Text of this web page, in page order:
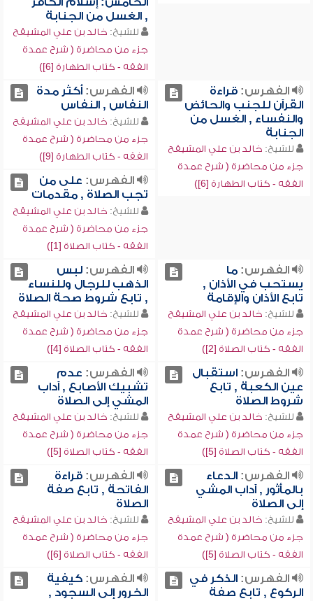
, الغسل من الجنابة
للشيخ: خالد بن علي المشيقح
جزء من محاضرة ( شرح عمدة
الفقه - كتاب الطهارة [6])
الفهرس:قراءة
القرآن للجنب والحائض
والنفساء , الغسل من
الجنابة
للشيخ: خالد بن علي المشيقح
جزء من محاضرة ( شرح عمدة
الفقه - كتاب الطهارة [6])
الفهرس:أكثر مدة
النفاس , النفاس
للشيخ: خالد بن علي المشيقح
جزء من محاضرة ( شرح عمدة
الفقه - كتاب الطهارة [9])
الفهرس: على من
تجب الصلاة , مقدمات
للشيخ: خالد بن علي المشيقح
جزء من محاضرة ( شرح عمدة
الفقه - كتاب الصلاة [1])
الفهرس:ما
يستحب في الأذان ,
تابع الأذان والإقامة
للشيخ: خالد بن علي المشيقح
جزء من محاضرة ( شرح عمدة
الفقه - كتاب الصلاة [2])
الفهرس:لبس
الذهب للرجال وللنساء
, تابع شروط صحة الصلاة
للشيخ: خالد بن علي المشيقح
جزء من محاضرة ( شرح عمدة
الفقه - كتاب الصلاة [4])
الفهرس:استقبال
عين الكعبة , تابع
شروط الصلاة
للشيخ: خالد بن علي المشيقح
جزء من محاضرة ( شرح عمدة
الفقه - كتاب الصلاة [5])
الفهرس: عدم
تشبيك الأصابع , آداب
المشي إلى الصلاة
للشيخ: خالد بن علي المشيقح
جزء من محاضرة ( شرح عمدة
الفقه - كتاب الصلاة [5])
الفهرس:الدعاء
بالمأثور , آداب المشي
إلى الصلاة
للشيخ: خالد بن علي المشيقح
جزء من محاضرة ( شرح عمدة
الفقه - كتاب الصلاة [5])
الفهرس:قراءة
الفاتحة , تابع صفة
الصلاة
للشيخ: خالد بن علي المشيقح
جزء من محاضرة ( شرح عمدة
الفقه - كتاب الصلاة [6])
الفهرس:الذكر في
الركوع , تابع صفة
الفهرس:كيفية
الخرور إلى السجود ,